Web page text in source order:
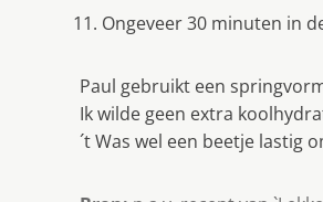
Ongeveer 30 minuten in
Paul gebruikt een
Ik wilde geen extra
´t Was wel een beetje lastig